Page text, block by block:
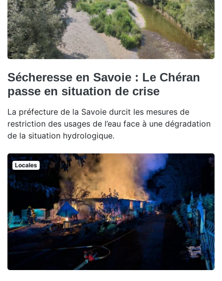
Sécheresse en Savoie : Le Chéran
passe en situation de crise
La préfecture de la Savoie durcit les mesures de
restriction des usages de l’eau face à une dégradation
de la situation hydrologique.
Locales